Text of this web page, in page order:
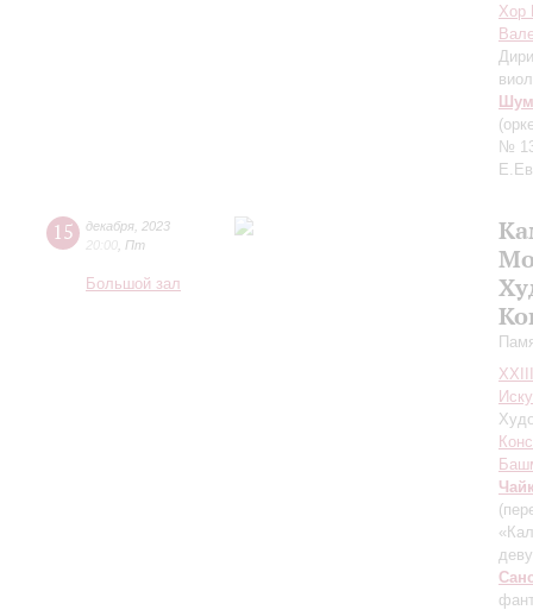
Хор
№
15 декабря 2023
20:00 Пт
Большой зал